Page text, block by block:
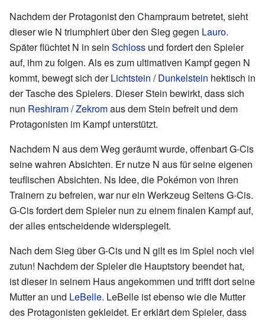
Nachdem der Protagonist den Champraum betretet, sieht
dieser wie N triumphiert über den Sieg gegen Lauro.
Später flüchtet N in sein Schloss und fordert den Spieler
auf, ihm zu folgen. Als es zum ultimativen Kampf gegen N
kommt, bewegt sich derLichtstein /Dunkelstein hektisch in
der Tasche des Spielers. Dieser Stein bewirkt, dass sich
nun Reshiram/Zekromaus dem Stein befreit und dem
Protagonisten im Kampf unterstützt.
Nachdem N aus dem Weg geräumt wurde, offenbart G-Cis
seine wahren Absichten. Er nutze N aus für seine eigenen
teuflischen Absichten. Ns Idee, die Pokémon von ihren
Trainern zu befreien, war nur ein Werkzeug Seitens G-Cis.
G-Cis fordert dem Spieler nun zu einem finalen Kampf auf,
der alles entscheidende widerspiegelt.
Nach dem Sieg über G-Cis und N gilt es im Spiel noch viel
zutun! Nachdem der Spieler die Hauptstory beendet hat,
ist dieser in seinem Haus angekommen und trifft dort seine
Mutter an und LeBelle. LeBelle ist ebenso wie die Mutter
des Protagonisten gekleidet. Er erklärt dem Spieler, dass